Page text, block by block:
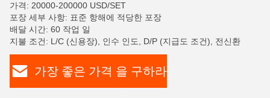
가격: 20000-200000 USD/SET
포장 세부 사항: 표준 항해에 적당한 포장
배달 시간: 60 작업 일
지불 조건: L/C (신용장), 인수 인도, D/P (지급도 조건), 전신환
가장 좋은 가격 을 구하라